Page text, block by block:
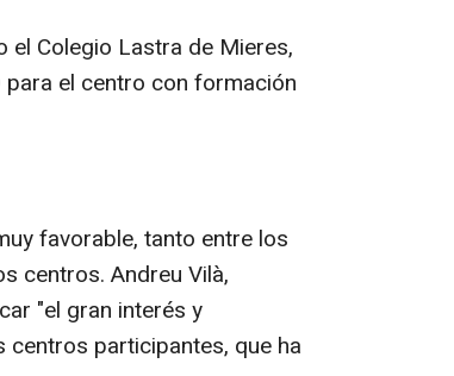
Colegio Lastra de Mieres,
el centro con formación
favorable, tanto entre los
centros. Andreu Vilà,
"el gran interés y
participantes, que ha